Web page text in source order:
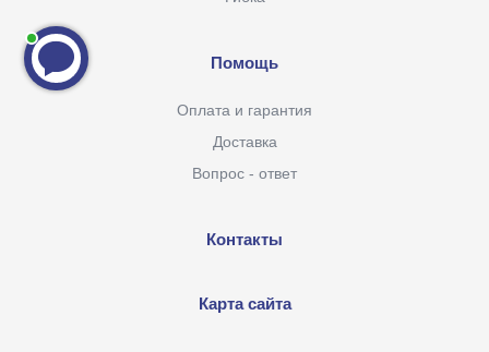
Помощь
Оплата и гарантия
Доставка
Вопрос - ответ
Контакты
Карта сайта